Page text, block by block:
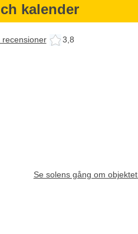
kalender
recensioner 3,8
Se solens gång om objektet